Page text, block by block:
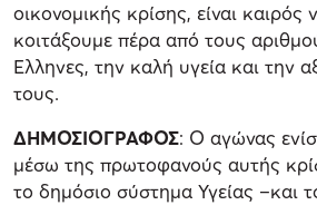
οικονομικής κρίσης, είναι καιρός
κοιτάξουμε πέρα από τους
Ελληνες, την καλή υγεία και την
τους.
ΔΗΜΟΣΙΟΓΡΑΦΟΣ: Ο αγώνας
μέσω της πρωτοφανούς αυτής
το δημόσιο σύστημα Υγείας –και